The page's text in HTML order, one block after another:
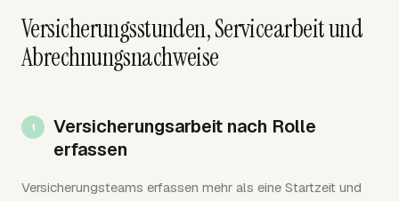
Versicherungsstunden, Servicearbeit und
Abrechnungsnachweise
Versicherungsarbeit nach Rolle
erfassen
Versicherungsteams erfassen mehr als eine Startzeit und